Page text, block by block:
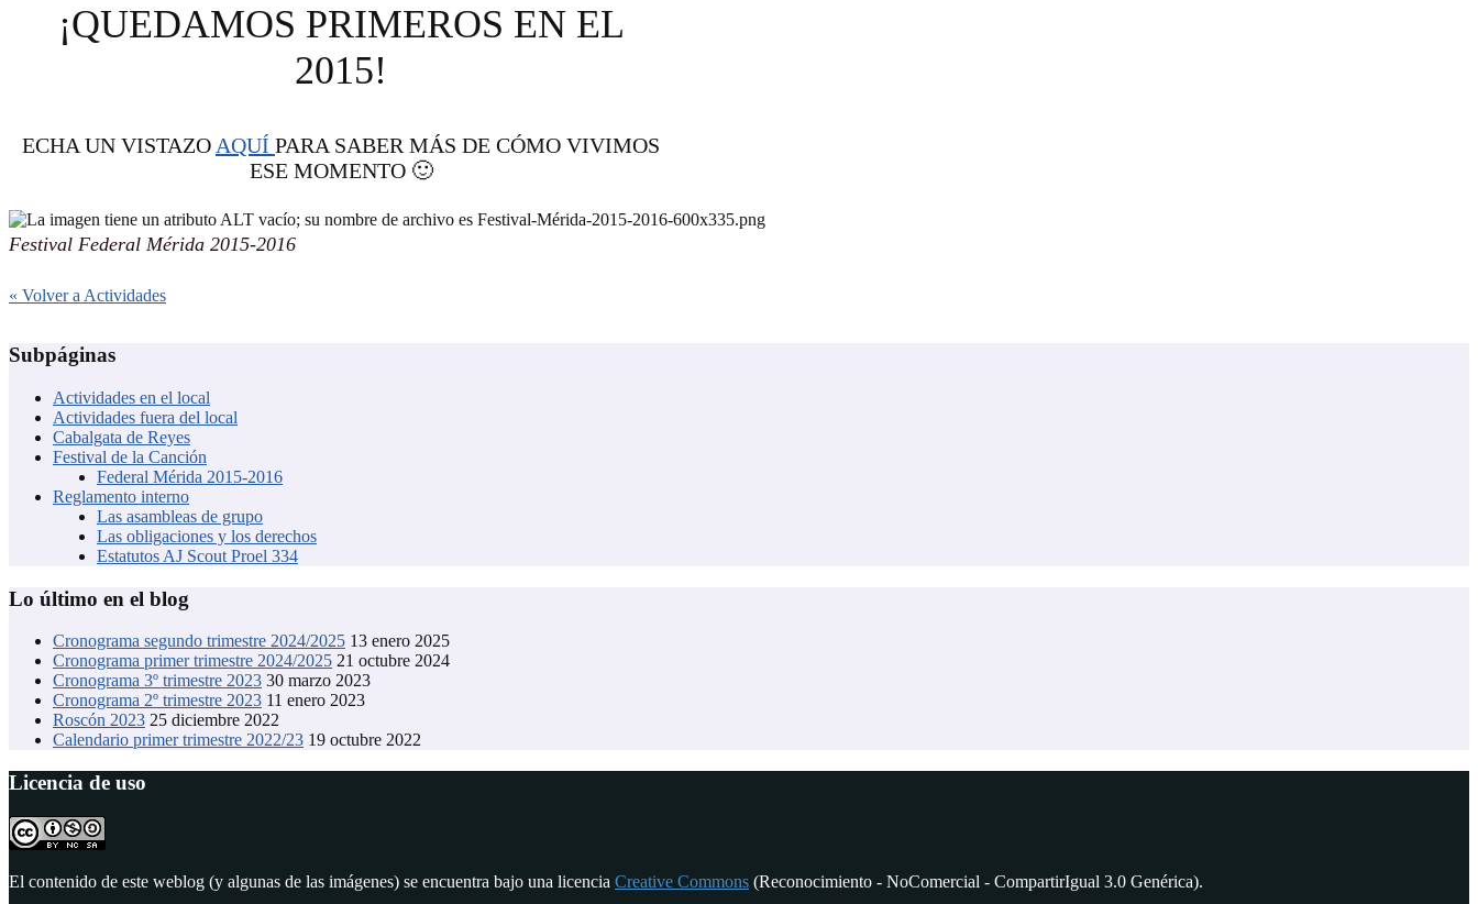
¡QUEDAMOS PRIMEROS EN EL
2015!
ECHA UN VISTAZO AQUÍ PARA SABER MÁS DE CÓMO VIVIMOS
ESE MOMENTO 🙂
Festival Federal Mérida 2015-2016
« Volver a Actividades
Subpáginas
Actividades en el local
Actividades fuera del local
Cabalgata de Reyes
Festival de la Canción
Federal Mérida 2015-2016
Reglamento interno
Las asambleas de grupo
Las obligaciones y los derechos
Estatutos AJ Scout Proel 334
Lo último en el blog
Cronograma segundo trimestre 2024/2025 13 enero 2025
Cronograma primer trimestre 2024/2025 21 octubre 2024
Cronograma 3º trimestre 2023 30 marzo 2023
Cronograma 2º trimestre 2023 11 enero 2023
Roscón 2023 25 diciembre 2022
Calendario primer trimestre 2022/23 19 octubre 2022
Licencia de uso
El contenido de este weblog (y algunas de las imágenes) se encuentra bajo una licencia Creative Commons (Reconocimiento - NoComercial - CompartirIgual 3.0 Genérica).